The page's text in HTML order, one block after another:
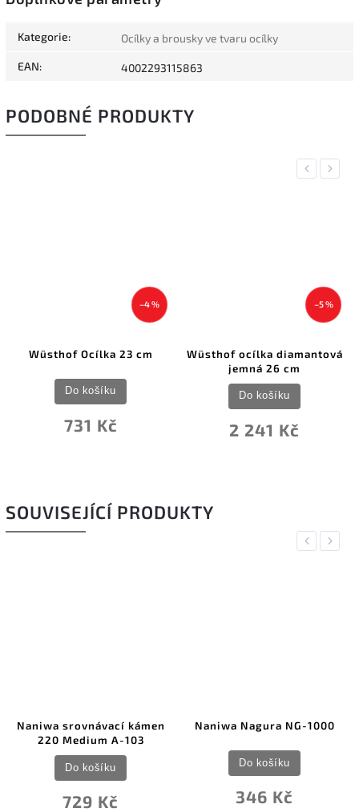
Kategorie: Ocílky a brousky ve tvaru ocílky
EAN: 4002293115863
PODOBNÉ PRODUKTY
Previous
–4 %
Wüsthof Ocílka 23 cm
731 Kč
Do košíku
–5 %
Wüsthof ocílka diamantová
jemná 26 cm
2 241 Kč
Do košíku
Next
SOUVISEJÍCÍ PRODUKTY
Previous
Naniwa srovnávací kámen
220 Medium A-103
729 Kč
Do košíku
Naniwa Nagura NG-1000
346 Kč
Do košíku
Next